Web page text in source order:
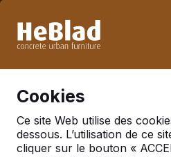
semaine 31 à la semaine 33.
délais de
Cookies
Ce site Web utilise des
dessous. L’utilisation de ce
cliquer sur le bouton «